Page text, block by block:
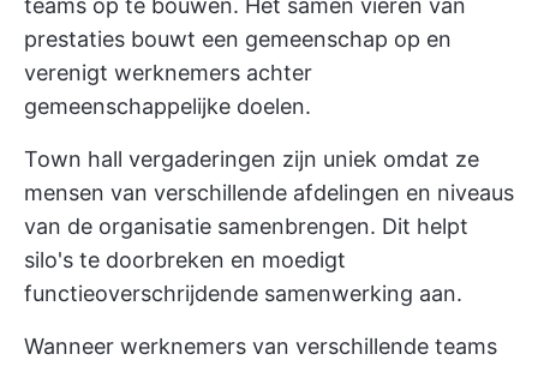
teams op te bouwen. Het samen vieren van
prestaties bouwt een gemeenschap op en
verenigt werknemers achter
gemeenschappelijke doelen.
Town hall vergaderingen zijn uniek omdat ze
mensen van verschillende afdelingen en niveaus
van de organisatie samenbrengen. Dit helpt
silo's te doorbreken en moedigt
functieoverschrijdende samenwerking aan.
Wanneer werknemers van verschillende teams